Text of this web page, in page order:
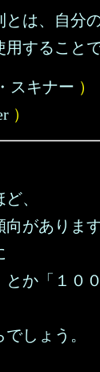
とは、自分
することで
スキナー ）
）
、
があります
とか「１０
しょう。